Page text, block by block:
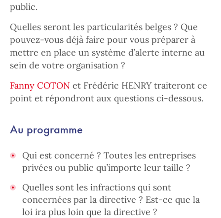
public.
Quelles seront les particularités belges ? Que
pouvez-vous déjà faire pour vous préparer à
mettre en place un système d’alerte interne au
sein de votre organisation ?
Fanny COTON et Frédéric HENRY traiteront ce
point et répondront aux questions ci-dessous.
Au programme
Qui est concerné ? Toutes les entreprises
privées ou public qu’importe leur taille ?
Quelles sont les infractions qui sont
concernées par la directive ? Est-ce que la
loi ira plus loin que la directive ?